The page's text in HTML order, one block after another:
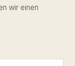
wir einen